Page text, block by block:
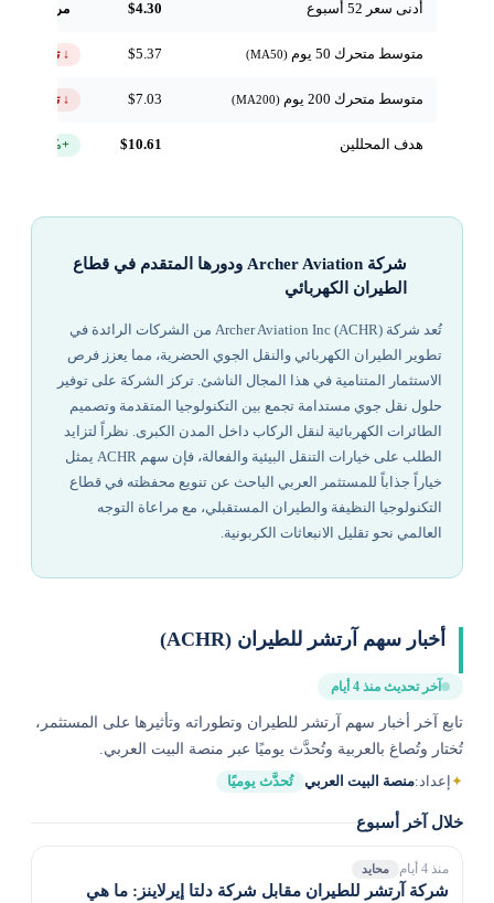
أدنى سعر 52 أسبوع $4.30 مرجعي
متوسط متحرك 50 يوم $5.37 ↓ تحت
متوسط متحرك 200 يوم $7.03 ↓ تحت
هدف المحللين $10.61
+103.8%
شركة Archer Aviation ودورها المتقدم في قطاع
الطيران الكهربائي
تُعد شركة Archer Aviation Inc (ACHR) من الشركات الرائدة في
تطوير الطيران الكهربائي والنقل الجوي الحضرية، مما يعزز فرص
الاستثمار المتنامية في هذا المجال الناشئ. تركز الشركة على توفير
حلول نقل جوي مستدامة تجمع بين التكنولوجيا المتقدمة وتصميم
الطائرات الكهربائية لنقل الركاب داخل المدن الكبرى. نظراً لتزايد
الطلب على خيارات التنقل البيئية والفعالة، فإن سهم ACHR يمثل
خياراً جذاباً للمستثمر العربي الباحث عن تنويع محفظته في قطاع
التكنولوجيا النظيفة والطيران المستقبلي، مع مراعاة التوجه
العالمي نحو تقليل الانبعاثات الكربونية.
أخبار سهم آرتشر للطيران (ACHR)
آخر تحديث منذ 4 أيام
تابع آخر أخبار سهم آرتشر للطيران وتطوراته وتأثيرها على المستثمر،
تُختار وتُصاغ بالعربية وتُحدَّث يوميًا عبر منصة البيت العربي.
✦إعداد:منصة البيت العربي تُحدَّث يوميًا
خلال آخر أسبوع
منذ 4 أيام محايد
شركة آرتشر للطيران مقابل شركة دلتا إيرلاينز: ما هي